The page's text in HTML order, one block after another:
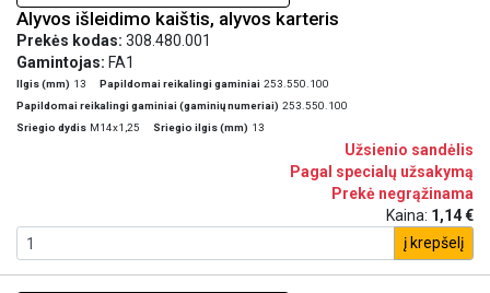
Alyvos išleidimo kaištis, alyvos karteris
Prekės kodas: 308.480.001
Gamintojas: FA1
Ilgis (mm) 13 Papildomai reikalingi gaminiai 253.550.100
Papildomai reikalingi gaminiai (gaminių numeriai) 253.550.100
Sriegio dydis M14x1,25 Sriegio ilgis (mm) 13
Užsienio sandėlis
Pagal specialų užsakymą
Prekė negrąžinama
Kaina: 1,14 €
į krepšelį